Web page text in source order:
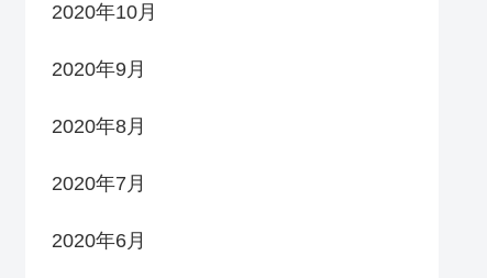
2020年10月
2020年9月
2020年8月
2020年7月
2020年6月